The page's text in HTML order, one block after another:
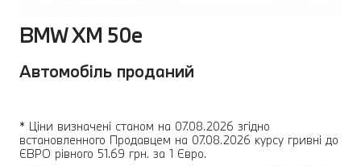
BMW XM 50e
Автомобіль проданий
* Ціни визначені станом на 07.08.2026 згідно
встановленного Продавцем на 07.08.2026 курсу гривні до
ЄВРО рівного 51.69 грн. за 1 Євро.